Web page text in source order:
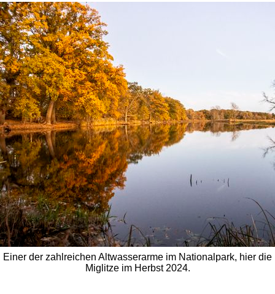
Einer der zahlreichen Altwasserarme im Nationalpark, hier die
Miglitze im Herbst 2024.